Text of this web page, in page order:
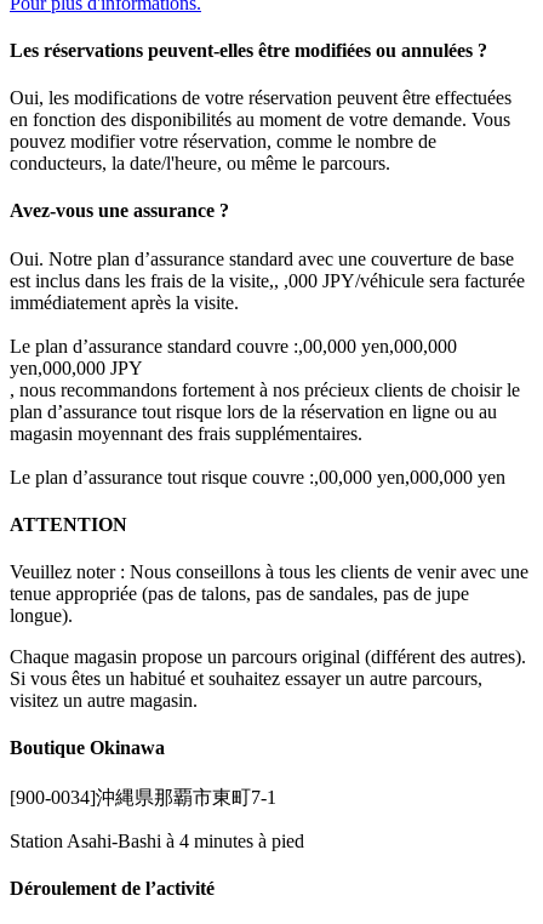
Les réservations peuvent-elles être modifiées ou annulées ?
Oui, les modifications de votre réservation peuvent être effectuées
en fonction des disponibilités au moment de votre demande. Vous
pouvez modifier votre réservation, comme le nombre de
conducteurs, la date/l'heure, ou même le parcours.
Avez-vous une assurance ?
Oui. Notre plan d’assurance standard avec une couverture de base
est inclus dans les frais de la visite,, ,000 JPY/véhicule sera facturée
immédiatement après la visite.
Le plan d’assurance standard couvre :,00,000 yen,000,000
yen,000,000 JPY
, nous recommandons fortement à nos précieux clients de choisir le
plan d’assurance tout risque lors de la réservation en ligne ou au
magasin moyennant des frais supplémentaires.
Le plan d’assurance tout risque couvre :,00,000 yen,000,000 yen
ATTENTION
Veuillez noter : Nous conseillons à tous les clients de venir avec une
tenue appropriée (pas de talons, pas de sandales, pas de jupe
longue).
Chaque magasin propose un parcours original (différent des autres).
Si vous êtes un habitué et souhaitez essayer un autre parcours,
visitez un autre magasin.
Boutique Okinawa
[900-0034]沖縄県那覇市東町7-1
Station Asahi-Bashi à 4 minutes à pied
Déroulement de l’activité